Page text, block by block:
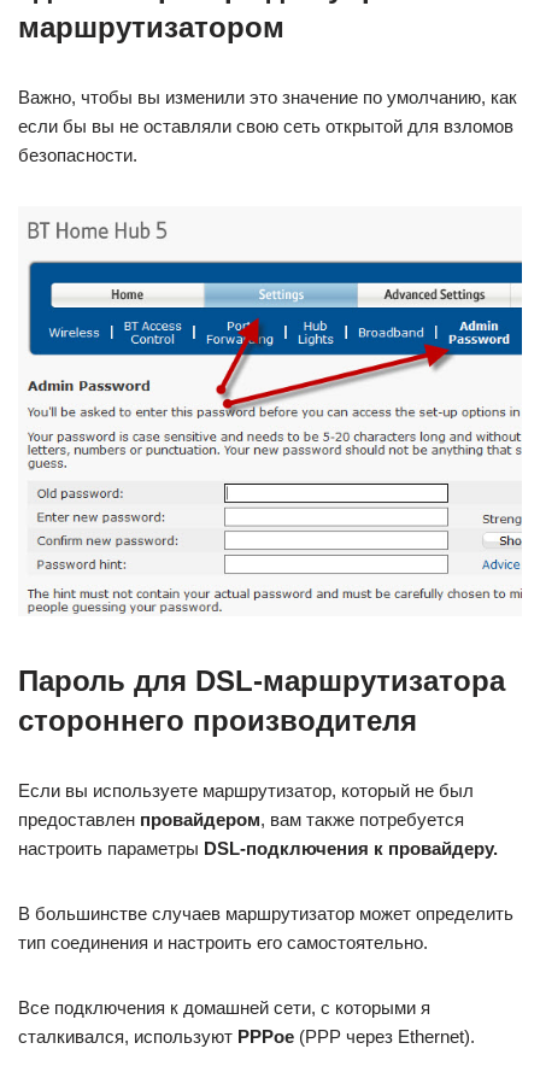
маршрутизатором
Важно, чтобы вы изменили это значение по умолчанию, как
если бы вы не оставляли свою сеть открытой для взломов
безопасности.
Пароль для DSL-маршрутизатора
стороннего производителя
Если вы используете маршрутизатор, который не был
предоставлен провайдером, вам также потребуется
настроить параметры DSL-подключения к провайдеру.
В большинстве случаев маршрутизатор может определить
тип соединения и настроить его самостоятельно.
Все подключения к домашней сети, с которыми я
сталкивался, используют PPPoe (PPP через Ethernet).